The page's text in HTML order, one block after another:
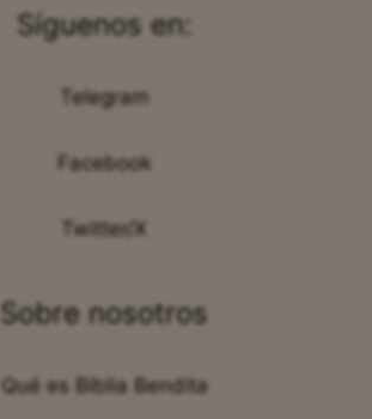
Síguenos en:
Telegram
Facebook
Twitter/X
Sobre nosotros
Qué es Biblia Bendita